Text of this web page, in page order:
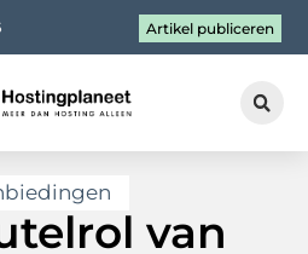
Artikel publiceren
van